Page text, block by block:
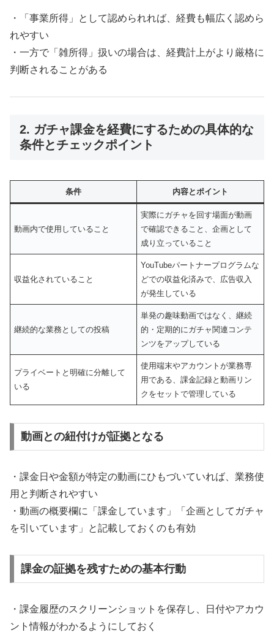
・「事業所得」として認められれば、経費も幅広く認めら
れやすい
・一方で「雑所得」扱いの場合は、経費計上がより厳格に
判断されることがある
2. ガチャ課金を経費にするための具体的な
条件とチェックポイント
条件 内容とポイント
動画内で使用していること
実際にガチャを回す場面が動画
で確認できること、企画として
成り立っていること
収益化されていること
YouTubeパートナープログラムな
どでの収益化済みで、広告収入
が発生している
継続的な業務としての投稿
単発の趣味動画ではなく、継続
的・定期的にガチャ関連コンテ
ンツをアップしている
プライベートと明確に分離して
いる
使用端末やアカウントが業務専
用である、課金記録と動画リン
クをセットで管理している
動画との紐付けが証拠となる
・課金日や金額が特定の動画にひもづいていれば、業務使
用と判断されやすい
・動画の概要欄に「課金しています」「企画としてガチャ
を引いています」と記載しておくのも有効
課金の証拠を残すための基本行動
・課金履歴のスクリーンショットを保存し、日付やアカウ
ント情報がわかるようにしておく